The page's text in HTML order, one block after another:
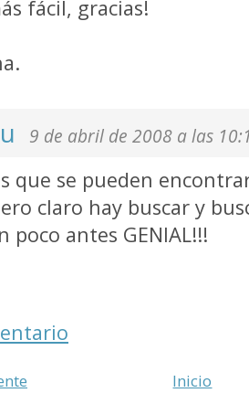
fácil, gracias!
9 de abril de 2008 a las
que se pueden
claro hay buscar y
poco antes GENIAL!!!
Inicio